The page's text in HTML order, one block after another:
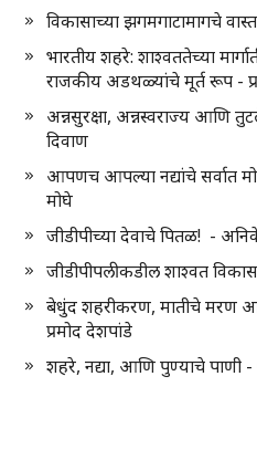
विकासाच्या झगमगाटामागचे
भारतीय शहरे: शाश्वततेच्या
राजकीय अडथळ्यांचे मूर्त रूप -
अन्नसुरक्षा, अन्नस्वराज्य आणि
दिवाण
आपणच आपल्या नद्यांचे सर्वात
मोघे
जीडीपीच्या देवाचे पितळ! -
जीडीपीपलीकडील शाश्वत
बेधुंद शहरीकरण, मातीचे मरण
प्रमोद देशपांडे
शहरे, नद्या, आणि पुण्याचे